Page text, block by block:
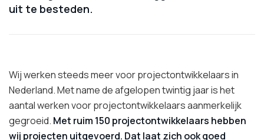
uit te besteden.
Wij werken steeds meer voor projectontwikkelaars in
Nederland. Met name de afgelopen twintig jaar is het
aantal werken voor projectontwikkelaars aanmerkelijk
gegroeid. Met ruim 150 projectontwikkelaars hebben
wij projecten uitgevoerd. Dat laat zich ook goed